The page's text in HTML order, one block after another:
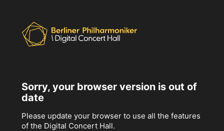
Sorry, your browser version is out of
date
Please update your browser to use all the features
of the Digital Concert Hall.